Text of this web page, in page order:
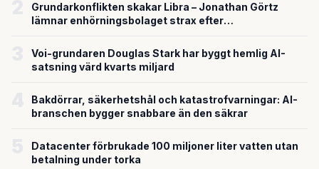
Grundarkonflikten skakar Libra – Jonathan Görtz
lämnar enhörningsbolaget strax efter
Voi-grundaren Douglas Stark har byggt hemlig AI-
satsning värd kvarts miljard
Bakdörrar, säkerhetshål och katastrofvarningar: AI-
branschen bygger snabbare än den säkrar
Datacenter förbrukade 100 miljoner liter vatten utan
betalning under torka